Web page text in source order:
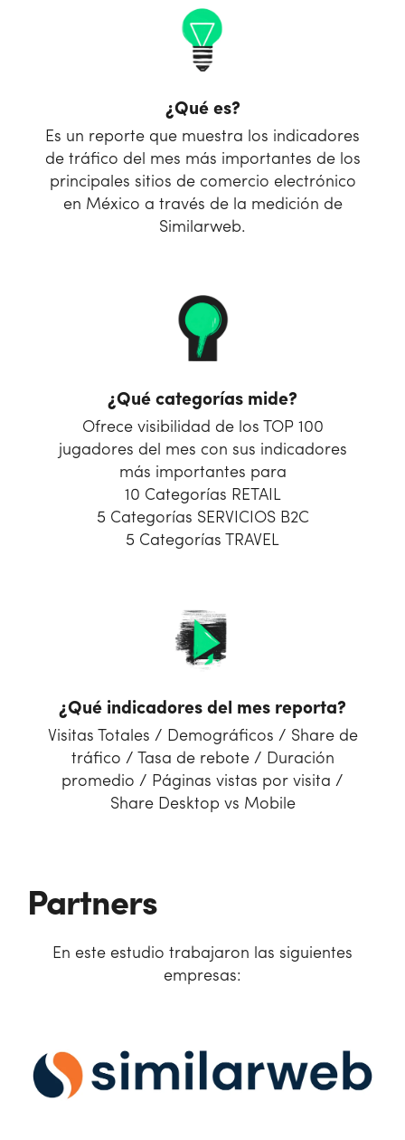
¿Qué es?
Es un reporte que muestra los indicadores
de tráfico del mes más importantes de los
principales sitios de comercio electrónico
en México a través de la medición de
Similarweb.
¿Qué categorías mide?
Ofrece visibilidad de los TOP 100
jugadores del mes con sus indicadores
más importantes para
10 Categorías RETAIL
5 Categorías SERVICIOS B2C
5 Categorías TRAVEL
¿Qué indicadores del mes reporta?
Visitas Totales / Demográficos / Share de
tráfico / Tasa de rebote / Duración
promedio / Páginas vistas por visita /
Share Desktop vs Mobile
Partners
En este estudio trabajaron las siguientes
empresas: